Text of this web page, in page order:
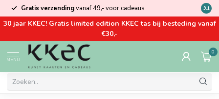
Gratis verzendingvanaf 49,- voor cadeaus Kom
9.1
30 jaar KKEC! Gratis limited edition KKEC tas bij besteding vanaf
€30,-
MENU
0